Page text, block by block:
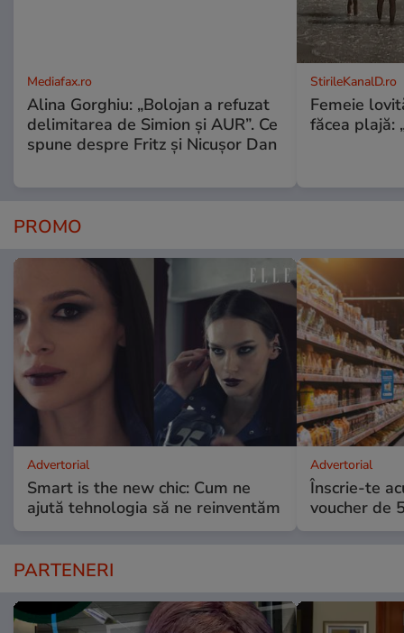
Mediafax.ro
Alina Gorghiu: „Bolojan a refuzat
delimitarea de Simion și AUR”. Ce
spune despre Fritz și Nicușor Dan
StirileKanalD.ro
Femeie
făcea plajă:
PROMO
Advertorial
Smart is the new chic: Cum ne
ajută tehnologia să ne reinventăm
Advertorial
Înscrie-te
voucher de
PARTENERI